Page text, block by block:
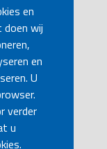
en
doen wij
en
U
verder
u